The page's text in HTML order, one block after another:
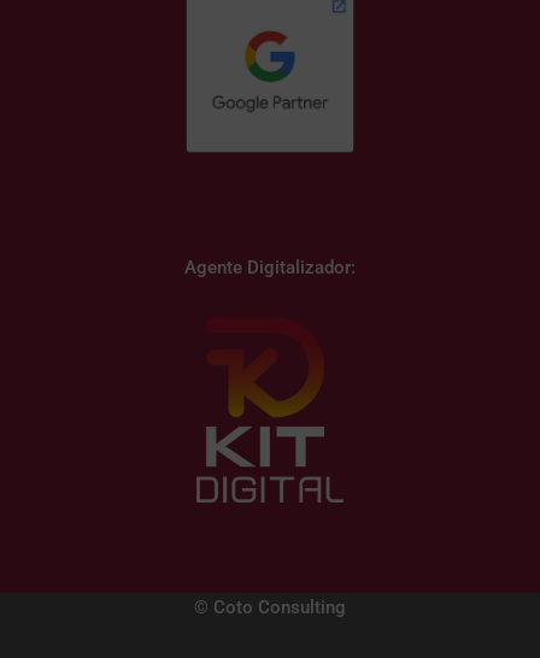
Agente Digitalizador:
© Coto Consulting